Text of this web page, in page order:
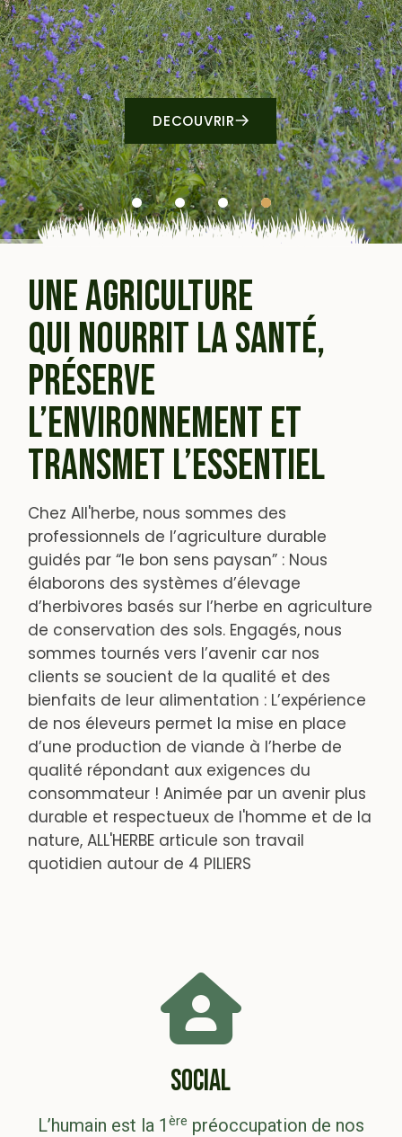
DECOUVRIR
UNE AGRICULTURE
QUI NOURRIT LA SANTÉ,
PRÉSERVE
L’ENVIRONNEMENT ET
TRANSMET L’ESSENTIEL
Chez All'herbe, nous sommes des
professionnels de l’agriculture durable
guidés par “le bon sens paysan” : Nous
élaborons des systèmes d’élevage
d’herbivores basés sur l’herbe en agriculture
de conservation des sols. Engagés, nous
sommes tournés vers l’avenir car nos
clients se soucient de la qualité et des
bienfaits de leur alimentation : L’expérience
de nos éleveurs permet la mise en place
d’une production de viande à l’herbe de
qualité répondant aux exigences du
consommateur ! Animée par un avenir plus
durable et respectueux de l'homme et de la
nature, ALL'HERBE articule son travail
quotidien autour de 4 PILIERS
SOCIAL
L’humain est la 1 ère préoccupation de nos